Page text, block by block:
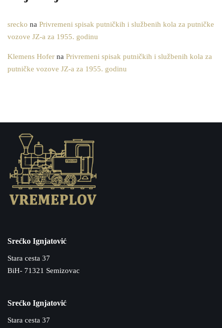
srecko na Privremeni spisak putničkih i službenih kola za putničke
vozove JZ-a za 1955. godinu
Klemens Hofer na Privremeni spisak putničkih i službenih kola za
putničke vozove JZ-a za 1955. godinu
Srećko Ignjatović
Stara cesta 37
BiH- 71321 Semizovac
Srećko Ignjatović
Stara cesta 37